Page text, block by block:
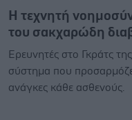
Η τεχνητή
του σακχαρώδη
Ερευνητές στο Γκράτς
σύστημα που
ανάγκες κάθε ασθενούς.